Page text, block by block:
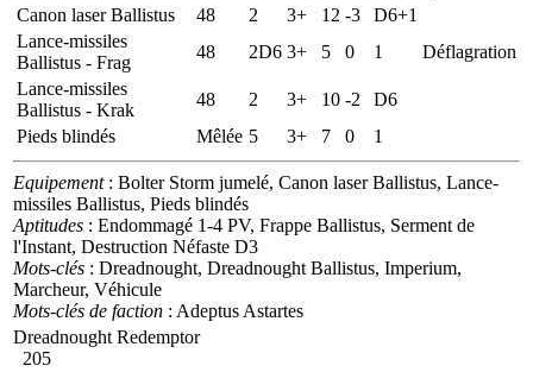
Canon laser Ballistus
48 2 3+ 12 -3
D6+1
Lance-missiles
Ballistus - Frag
48 2D6 3+ 5 0 1
Déflagration
Lance-missiles
Ballistus - Krak
48 2 3+ 10 -2
D6
Pieds blindés
Mêlée 5 3+ 7 0 1
Equipement: Bolter Storm jumelé, Canon laser Ballistus, Lance-
missiles Ballistus, Pieds blindés
Aptitudes : Endommagé 1-4 PV, Frappe Ballistus, Serment de
l'Instant, Destruction Néfaste D3
Mots-clés : Dreadnought, Dreadnought Ballistus, Imperium,
Marcheur, Véhicule
Mots-clés de faction : Adeptus Astartes
Dreadnought Redemptor
205